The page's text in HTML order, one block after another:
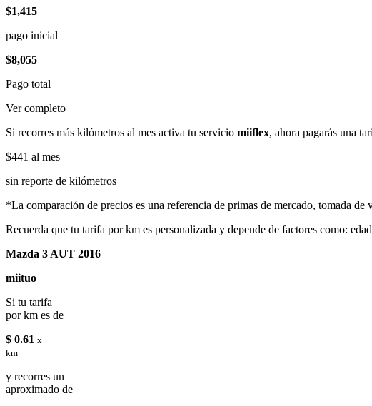
$1,415
pago inicial
$8,055
Pago total
Ver completo
Si recorres más kilómetros al mes activa tu servicio miiflex, ahora pagarás una
$441 al mes
sin reporte de kilómetros
*La comparación de precios es una referencia de primas de mercado, tomada
Recuerda que tu tarifa por km es personalizada y depende de factores como:
Mazda 3 AUT 2016
miituo
Si tu tarifa
por km es de
$ 0.61 x
km
y recorres un
aproximado de